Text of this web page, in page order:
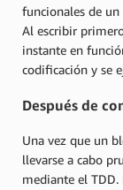
funcionales de
Al escribir
instante en
codificación y se
Después de
Una vez que un
llevarse a cabo
mediante el TDD.